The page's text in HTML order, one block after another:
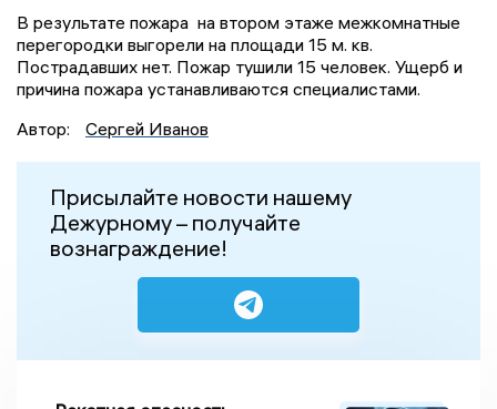
В результате пожара на втором этаже межкомнатные
перегородки выгорели на площади 15 м. кв.
Пострадавших нет. Пожар тушили 15 человек. Ущерб и
причина пожара устанавливаются специалистами.
Автор:
Сергей Иванов
Присылайте новости нашему
Дежурному – получайте
вознаграждение!